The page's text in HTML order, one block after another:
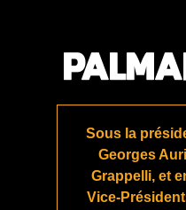
Sous la
Georges
Grappelli, et
Vice-